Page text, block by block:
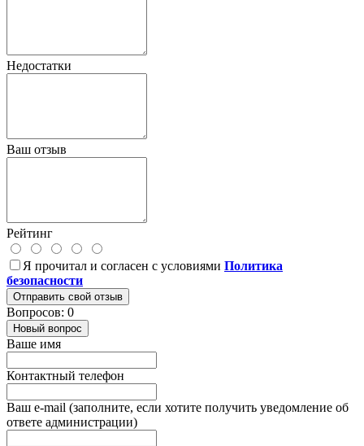
Недостатки
Ваш отзыв
Рейтинг
Я прочитал и согласен с условиями Политика
безопасности
Отправить свой отзыв
Вопросов: 0
Новый вопрос
Ваше имя
Контактный телефон
Ваш e-mail (заполните, если хотите получить уведомление об
ответе администрации)